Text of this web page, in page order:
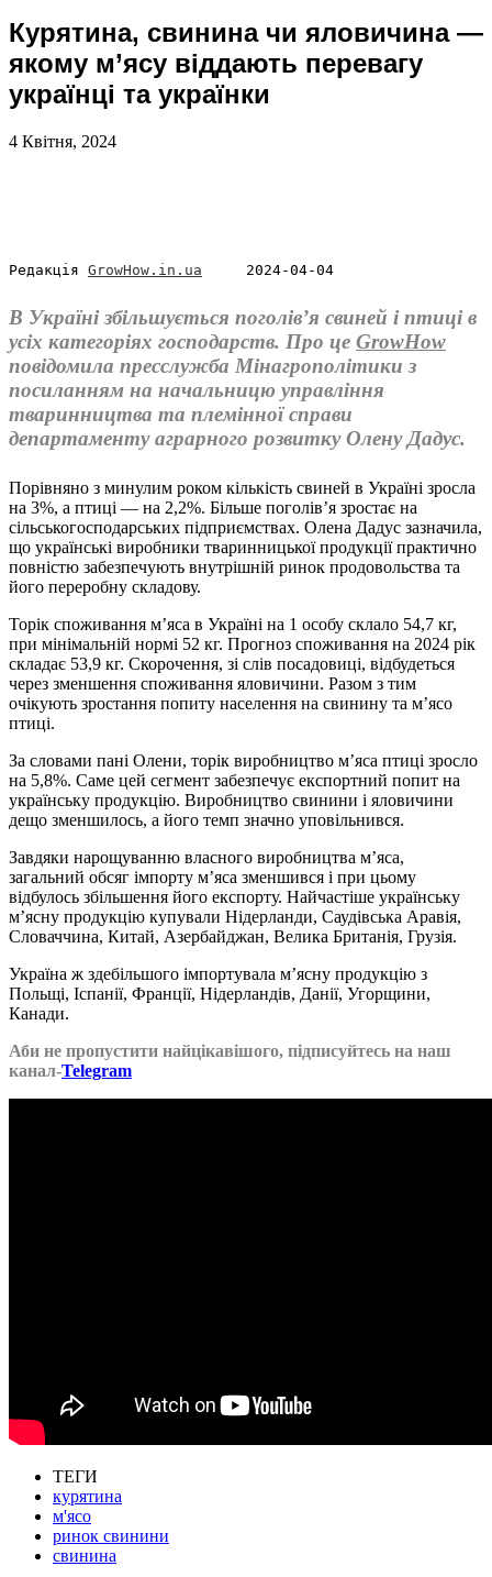
Курятина, свинина чи яловичина —
якому м’ясу віддають перевагу
українці та українки
4 Квітня, 2024
Редакція GrowHow.in.ua 2024-04-04
В Україні збільшується поголів’я свиней і птиці в
усіх категоріях господарств. Про це GrowHow
повідомила пресслужба Мінагрополітики з
посиланням на начальницю управління
тваринництва та племінної справи
департаменту аграрного розвитку Олену Дадус.
Порівняно з минулим роком кількість свиней в Україні зросла
на 3%, а птиці — на 2,2%. Більше поголів’я зростає на
сільськогосподарських підприємствах. Олена Дадус зазначила,
що українські виробники тваринницької продукції практично
повністю забезпечують внутрішній ринок продовольства та
його переробну складову.
Торік споживання м’яса в Україні на 1 особу склало 54,7 кг,
при мінімальній нормі 52 кг. Прогноз споживання на 2024 рік
складає 53,9 кг. Скорочення, зі слів посадовиці, відбудеться
через зменшення споживання яловичини. Разом з тим
очікують зростання попиту населення на свинину та мʼясо
птиці.
За словами пані Олени, торік виробництво м’яса птиці зросло
на 5,8%. Саме цей сегмент забезпечує експортний попит на
українську продукцію. Виробництво свинини і яловичини
дещо зменшилось, а його темп значно уповільнився.
Завдяки нарощуванню власного виробництва м’яса,
загальний обсяг імпорту м’яса зменшився і при цьому
відбулось збільшення його експорту. Найчастіше українську
м’ясну продукцію купували Нідерланди, Саудівська Аравія,
Словаччина, Китай, Азербайджан, Велика Британія, Грузія.
Україна ж здебільшого імпортувала м’ясну продукцію з
Польщі, Іспанії, Франції, Нідерландів, Данії, Угорщини,
Канади.
Аби не пропустити найцікавішого, підписуйтесь на наш
канал-Telegram
ТЕГИ
курятина
м'ясо
ринок свинини
свинина